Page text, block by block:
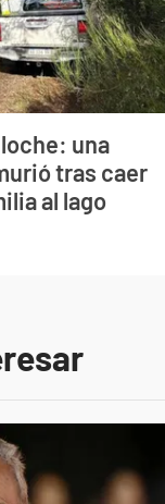
una
tras caer
al lago